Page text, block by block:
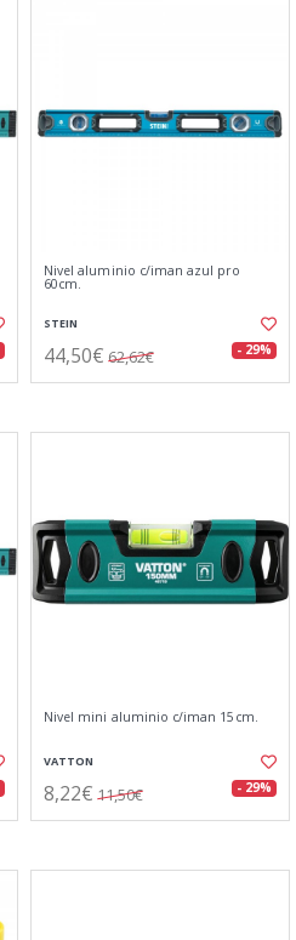
Nivel aluminio c/iman azul pro
60cm.
STEIN
44,50€ 62,62€ - 29%
Nivel mini aluminio c/iman 15cm.
VATTON
8,22€ 11,50€ - 29%